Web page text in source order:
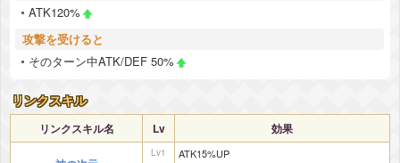
ATK120%
攻撃を受けると
そのターン中ATK/DEF 50%
リンクスキル
リンクスキル名 Lv 効果
Lv1 ATK15%UP